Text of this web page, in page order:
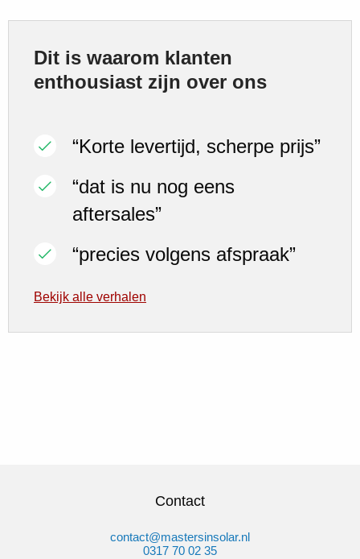
Dit is waarom klanten
enthousiast zijn over ons
“Korte levertijd, scherpe prijs”
“dat is nu nog eens
aftersales”
“precies volgens afspraak”
Bekijk alle verhalen
Contact
contact@mastersinsolar.nl
0317 70 02 35